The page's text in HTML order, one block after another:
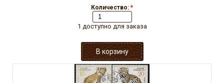
Количество: *
1 доступно для заказа